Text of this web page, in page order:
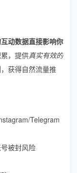
动数据直接影响你
，提供真实有效的
获得自然流量推
Telegram
被封风险